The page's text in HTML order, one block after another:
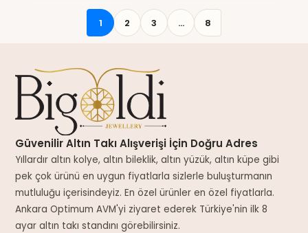
1 2 3 ... 8
Güvenilir Altın Takı Alışverişi İçin Doğru Adres
Yıllardır altın kolye, altın bileklik, altın yüzük, altın küpe gibi
pek çok ürünü en uygun fiyatlarla sizlerle buluşturmanın
mutluluğu içerisindeyiz. En özel ürünler en özel fiyatlarla.
Ankara Optimum AVM'yi ziyaret ederek Türkiye'nin ilk 8
ayar altın takı standını görebilirsiniz.